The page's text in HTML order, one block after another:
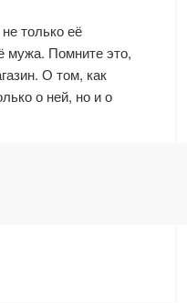
только её
мужа. Помните это,
О том, как
о ней, но и о